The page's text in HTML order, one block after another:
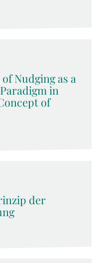
Nudging as a
in
of
der